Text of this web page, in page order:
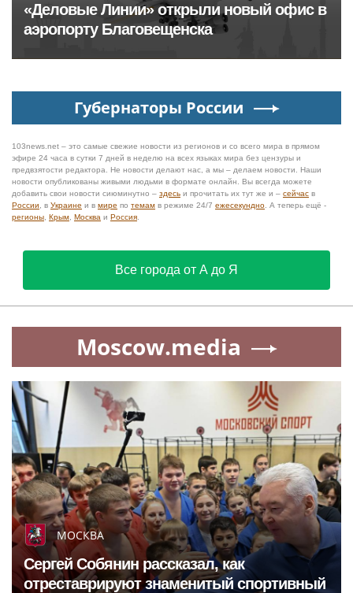
«Деловые Линии» открыли новый офис в
аэропорту Благовещенска
Губернаторы России
103news.net – это самые свежие новости из регионов и со всего мира в прямом
эфире 24 часа в сутки 7 дней в неделю на всех языках мира без цензуры и
предвзятости редактора. Не новости делают нас, а мы – делаем новости. Наши
новости опубликованы живыми людьми в формате онлайн. Вы всегда можете
добавить свои новости сиюминутно – здесь и прочитать их тут же и – сейчас в
России , в Украине и в мире по темам в режиме 24/7 ежесекундно . А теперь ещё -
регионы Крым Москва и Россия
Все города от А до Я
Moscow.media
МОСКВА
Сергей Собянин рассказал, как
отреставрируют знаменитый спортивный